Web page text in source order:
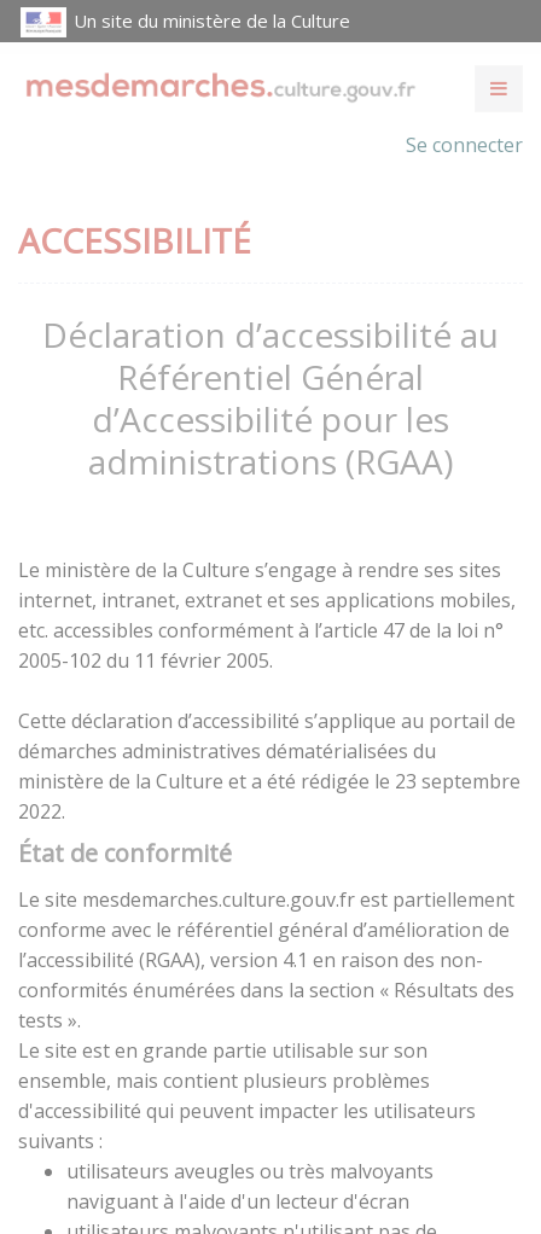
Un site du ministère de la Culture
Se connecter
ACCESSIBILITÉ
Déclaration d’accessibilité au
Référentiel Général
d’Accessibilité pour les
administrations (RGAA)
Le ministère de la Culture s’engage à rendre ses sites
internet, intranet, extranet et ses applications mobiles,
etc. accessibles conformément à l’article 47 de la loi n°
2005-102 du 11 février 2005.
Cette déclaration d’accessibilité s’applique au portail de
démarches administratives dématérialisées du
ministère de la Culture et a été rédigée le 23 septembre
2022.
État de conformité
Le site mesdemarches.culture.gouv.fr est partiellement
conforme avec le référentiel général d’amélioration de
l’accessibilité (RGAA), version 4.1 en raison des non-
conformités énumérées dans la section « Résultats des
tests ».
Le site est en grande partie utilisable sur son
ensemble, mais contient plusieurs problèmes
d'accessibilité qui peuvent impacter les utilisateurs
suivants :
utilisateurs aveugles ou très malvoyants
naviguant à l'aide d'un lecteur d'écran